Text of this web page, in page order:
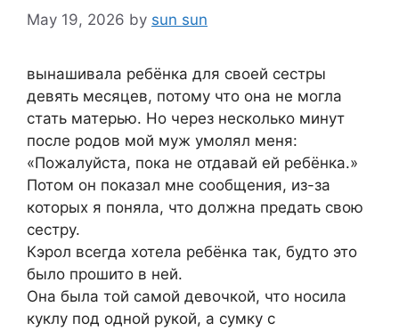
May 19, 2026 by sun sun
вынашивала ребёнка для своей сестры
девять месяцев, потому что она не могла
стать матерью. Но через несколько минут
после родов мой муж умолял меня:
«Пожалуйста, пока не отдавай ей ребёнка.»
Потом он показал мне сообщения, из-за
которых я поняла, что должна предать свою
сестру.
Кэрол всегда хотела ребёнка так, будто это
было прошито в ней.
Она была той самой девочкой, что носила
куклу под одной рукой, а сумку с